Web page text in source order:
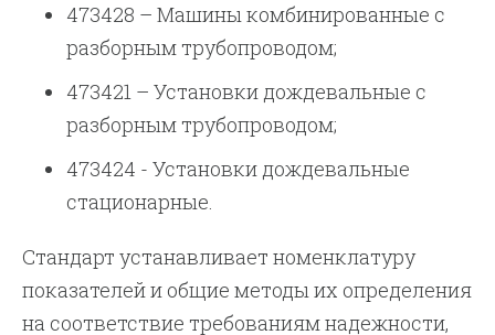
473428 – Машины комбинированные с
разборным трубопроводом;
473421 – Установки дождевальные с
разборным трубопроводом;
473424 - Установки дождевальные
стационарные.
Стандарт устанавливает номенклатуру
показателей и общие методы их определения
на соответствие требованиям надежности,